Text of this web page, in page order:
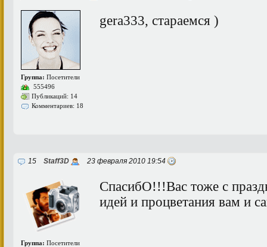
Группа: Посетители
555496
Публикаций: 14
Комментариев: 18
gera333, стараемся )
15 Staff3D 23 февраля 2010 19:54
Группа: Посетители
СпасибО!!!Вас тоже с
идей и процветания вам и